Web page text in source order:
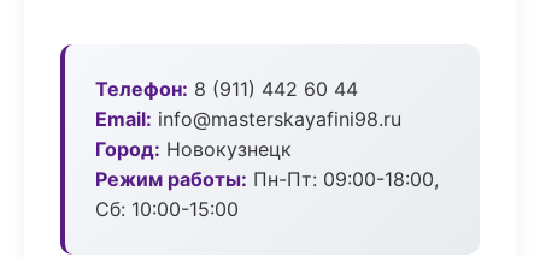
Телефон: 8 (911) 442 60 44
Email: info@masterskayafini98.ru
Город: Новокузнецк
Режим работы: Пн-Пт: 09:00-18:00,
Сб: 10:00-15:00